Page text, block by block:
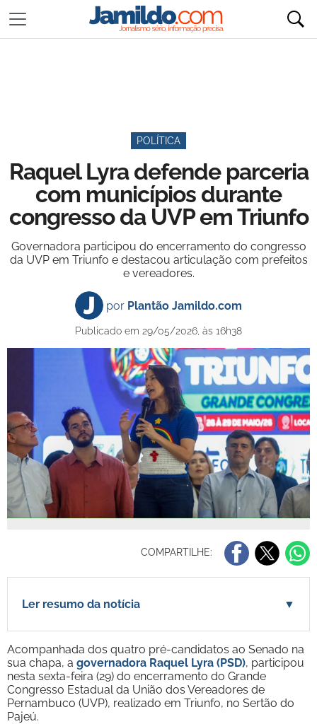
POLÍTICA
Raquel Lyra defende parceria
com municípios durante
congresso da UVP em Triunfo
Governadora participou do encerramento do congresso
da UVP em Triunfo e destacou articulação com prefeitos
e vereadores.
por Plantão Jamildo.com
Publicado em 29/05/2026, às 16h38
COMPARTILHE:
Ler resumo da notícia ▼
Acompanhada dos quatro pré-candidatos ao Senado na
sua chapa, a governadora Raquel Lyra (PSD), participou
nesta sexta-feira (29) do encerramento do Grande
Congresso Estadual da União dos Vereadores de
Pernambuco (UVP), realizado em Triunfo, no Sertão do
Pajeú.